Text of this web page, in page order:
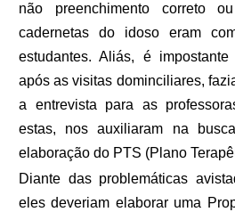
não preenchimento correto
cadernetas do idoso eram
estudantes. Aliás, é
após as visitas dominciliares,
a entrevista para as
estas, nos auxiliaram na
elaboração do PTS (Plano
Diante das problemáticas
eles deveriam elaborar uma